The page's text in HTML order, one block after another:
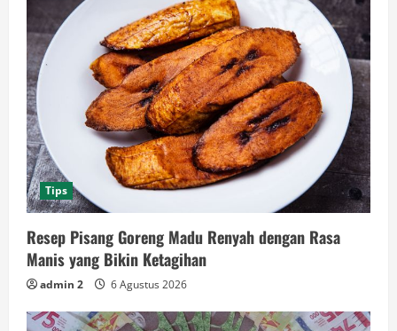
Tips
Resep Pisang Goreng Madu Renyah dengan Rasa
Manis yang Bikin Ketagihan
admin 2 6 Agustus 2026